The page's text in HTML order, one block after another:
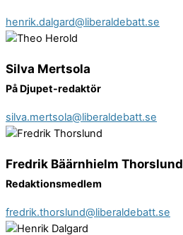
henrik.dalgard@liberaldebatt.se
Silva Mertsola
På Djupet-redaktör
silva.mertsola@liberaldebatt.se
Fredrik Bäärnhielm Thorslund
Redaktionsmedlem
fredrik.thorslund@liberaldebatt.se